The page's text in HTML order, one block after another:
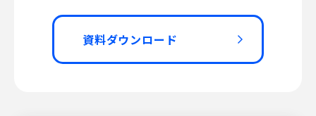
資料ダウンロード